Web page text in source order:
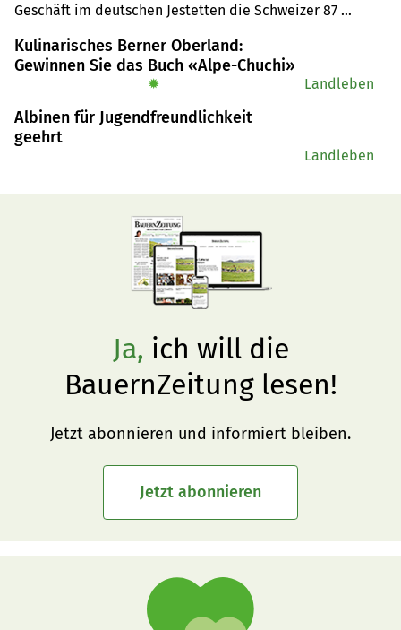
Geschäft im deutschen Jestetten die Schweizer 87
Kulinarisches Berner Oberland:
Gewinnen Sie das Buch «Alpe-Chuchi»
✹ Landleben
Albinen für Jugendfreundlichkeit
geehrt
Landleben
Ja, ich will die
BauernZeitung lesen!
Jetzt abonnieren und informiert bleiben.
Jetzt abonnieren